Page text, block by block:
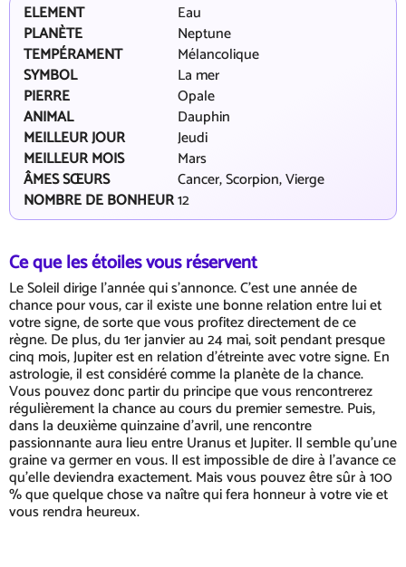
ELEMENT
Eau
PLANÈTE
Neptune
TEMPÉRAMENT
Mélancolique
SYMBOL
La mer
PIERRE
Opale
ANIMAL
Dauphin
MEILLEUR JOUR
Jeudi
MEILLEUR MOIS
Mars
ÂMES SŒURS
Cancer, Scorpion, Vierge
NOMBRE DE BONHEUR12
Ce que les étoiles vous réservent
Le Soleil dirige l'année qui s'annonce. C'est une année de
chance pour vous, car il existe une bonne relation entre lui et
votre signe, de sorte que vous profitez directement de ce
règne. De plus, du 1er janvier au 24 mai, soit pendant presque
cinq mois, Jupiter est en relation d'étreinte avec votre signe. En
astrologie, il est considéré comme la planète de la chance.
Vous pouvez donc partir du principe que vous rencontrerez
régulièrement la chance au cours du premier semestre. Puis,
dans la deuxième quinzaine d'avril, une rencontre
passionnante aura lieu entre Uranus et Jupiter. Il semble qu'une
graine va germer en vous. Il est impossible de dire à l'avance ce
qu'elle deviendra exactement. Mais vous pouvez être sûr à 100
% que quelque chose va naître qui fera honneur à votre vie et
vous rendra heureux.